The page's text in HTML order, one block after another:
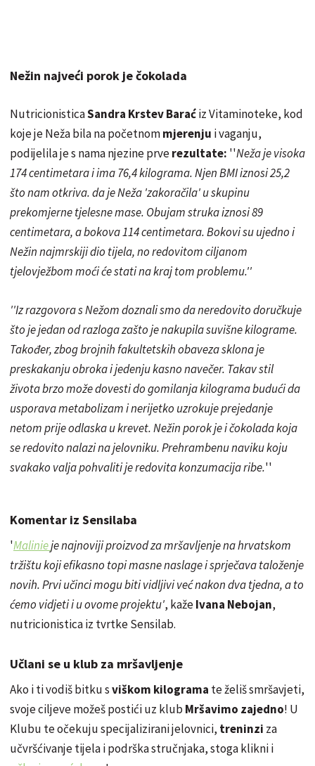
Nežin najveći porok je čokolada
NutricionisticaSandra Krstev Baraćiz Vitaminoteke, kod
koje je Neža bila na početnommjerenju i vaganju,
podijelila je s nama njezine prverezultate: ''Neža je visoka
174 centimetara i ima 76,4 kilograma. Njen BMI iznosi 25,2
što nam otkriva. da je Neža 'zakoračila' u skupinu
prekomjerne tjelesne mase. Obujam struka iznosi 89
centimetara, a bokova 114 centimetara. Bokovi su ujedno i
Nežin najmrskiji dio tijela, no redovitom ciljanom
tjelovježbom moći će stati na kraj tom problemu.''
''Iz razgovora sNežomdoznali smo da neredovito doručkuje
što je jedan od razloga zašto je nakupila suvišne kilograme.
Također, zbog brojnih fakultetskih obaveza sklona je
preskakanju obroka i jedenju kasno navečer. Takav stil
života brzo može dovesti do gomilanja kilograma budući da
usporava metabolizam i nerijetko uzrokuje prejedanje
netom prije odlaska u krevet. Nežin porok je i čokolada koja
se redovito nalazi na jelovniku. Prehrambenu naviku koju
svakako valja pohvaliti je redovita konzumacija ribe.''
Komentar iz Sensilaba
'Malinieje najnoviji proizvod za mršavljenje na hrvatskom
tržištu koji efikasno topi masne naslage i sprječava taloženje
novih. Prvi učinci mogu biti vidljivi već nakon dva tjedna, a to
ćemo vidjeti i u ovome projektu', kažeIvana Nebojan,
nutricionistica iz tvrtke Sensilab.
Učlani se u klub za mršavljenje
Ako i ti vodiš bitku sviškom kilograma te želiš smršavjeti,
svoje ciljeve možeš postići uz klub Mršavimo zajedno! U
Klubu te očekuju specijalizirani jelovnici, treninzi za
učvršćivanje tijela i podrška stručnjaka, stoga klikni i